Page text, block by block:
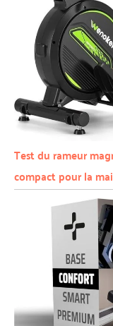
Test du rameur
compact pour la